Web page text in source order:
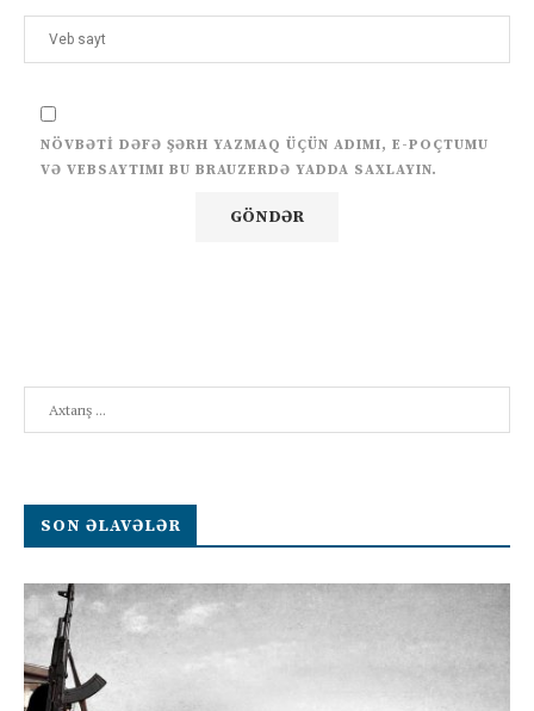
NÖVBƏTI DƏFƏ ŞƏRH YAZMAQ ÜÇÜN ADIMI, E-POÇTUMU
VƏ VEBSAYTIMI BU BRAUZERDƏ YADDA SAXLAYIN.
SON ƏLAVƏLƏR